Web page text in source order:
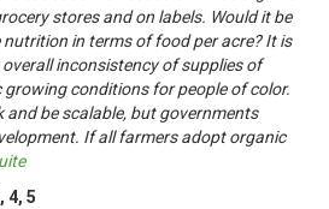
stores and on labels. Would it be
in terms of food per acre? It is
inconsistency of supplies of
conditions for people of color.
and be scalable, but governments
If all farmers adopt organic
, 4, 5